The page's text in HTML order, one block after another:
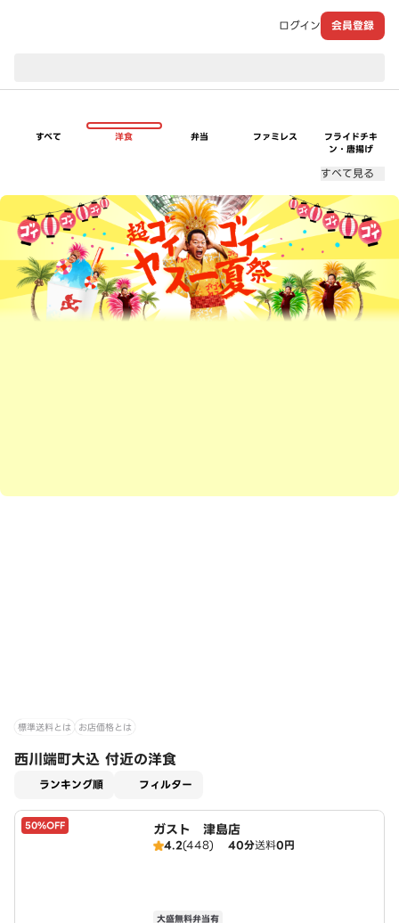
ログイン 会員登録
すべて 洋食 弁当 ファミレス
フライドチキ
ン・唐揚げ
すべて見る
超ゴイゴイヤスー夏祭
標準送料とは お店価格とは
西川端町大込 付近の洋食
ランキング順 フィルター
50%OFF ガスト 津島店
4.2(448) 40分送料0円
大盛無料弁当有